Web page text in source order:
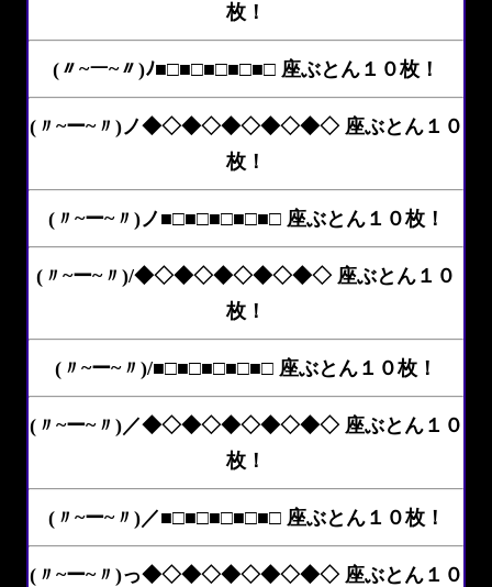
枚！
(〃~ー~〃)ﾉ■□■□■□■□■□ 座ぶとん１０枚！
(〃~ー~〃)ノ◆◇◆◇◆◇◆◇◆◇ 座ぶとん１０
枚！
(〃~ー~〃)ノ■□■□■□■□■□ 座ぶとん１０枚！
(〃~ー~〃)/◆◇◆◇◆◇◆◇◆◇ 座ぶとん１０
枚！
(〃~ー~〃)/■□■□■□■□■□ 座ぶとん１０枚！
(〃~ー~〃)／◆◇◆◇◆◇◆◇◆◇ 座ぶとん１０
枚！
(〃~ー~〃)／■□■□■□■□■□ 座ぶとん１０枚！
(〃~ー~〃)っ◆◇◆◇◆◇◆◇◆◇ 座ぶとん１０